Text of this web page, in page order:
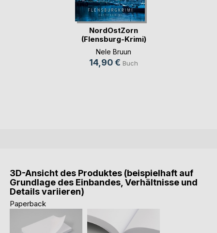
NordOstZorn
(Flensburg-Krimi)
(Küs(...)
Nele Bruun
14,90 € Buch
3D-Ansicht des Produktes (beispielhaft auf
Grundlage des Einbandes, Verhältnisse und
Details variieren)
Paperback